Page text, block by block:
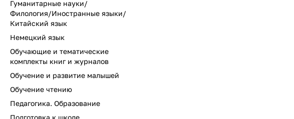
Гуманитарные науки/
Филология/Иностранные языки/
Китайский язык
Немецкий язык
Обучающие и тематические
комплекты книг и журналов
Обучение и развитие малышей
Обучение чтению
Педагогика. Образование
Подготовка к школе